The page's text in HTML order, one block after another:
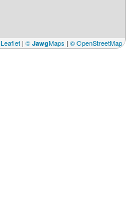
Leaflet | © JawgMaps | © OpenStreetMap